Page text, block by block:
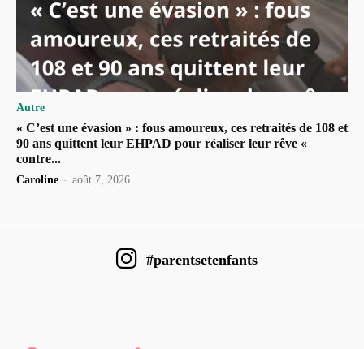
Autre
« C’est une évasion » : fous amoureux, ces retraités de 108 et
90 ans quittent leur EHPAD pour réaliser leur rêve «
contre...
Caroline - août 7, 2026
#parentsetenfants